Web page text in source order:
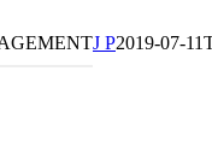
J P2019-07-